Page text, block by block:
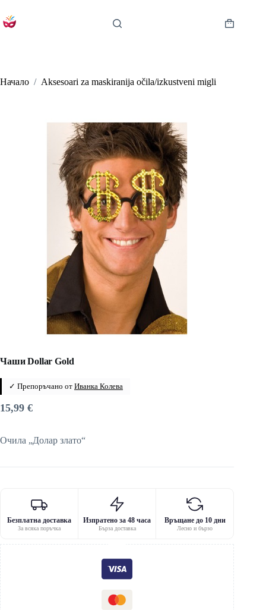
to
content
Shopping
Начало / Aksesoari za maskiranija očila/izkustveni migli
Чаши Dollar Gold
✓ Препоръчано от Иванка Колева
15,99 €
Очила „Долар злато“
Безплатна доставка
За всяка поръчка
Изпратено за 48 часа
Бърза доставка
Връщане до 10 дни
Лесно и бързо